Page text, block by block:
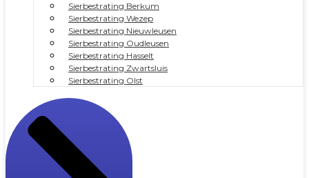
Sierbestrating Berkum
Sierbestrating Wezep
Sierbestrating Nieuwleusen
Sierbestrating Oudleusen
Sierbestrating Hasselt
Sierbestrating Zwartsluis
Sierbestrating Olst